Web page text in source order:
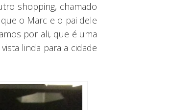
shopping, chamado
o Marc e o pai dele
por ali, que é uma
linda para a cidade